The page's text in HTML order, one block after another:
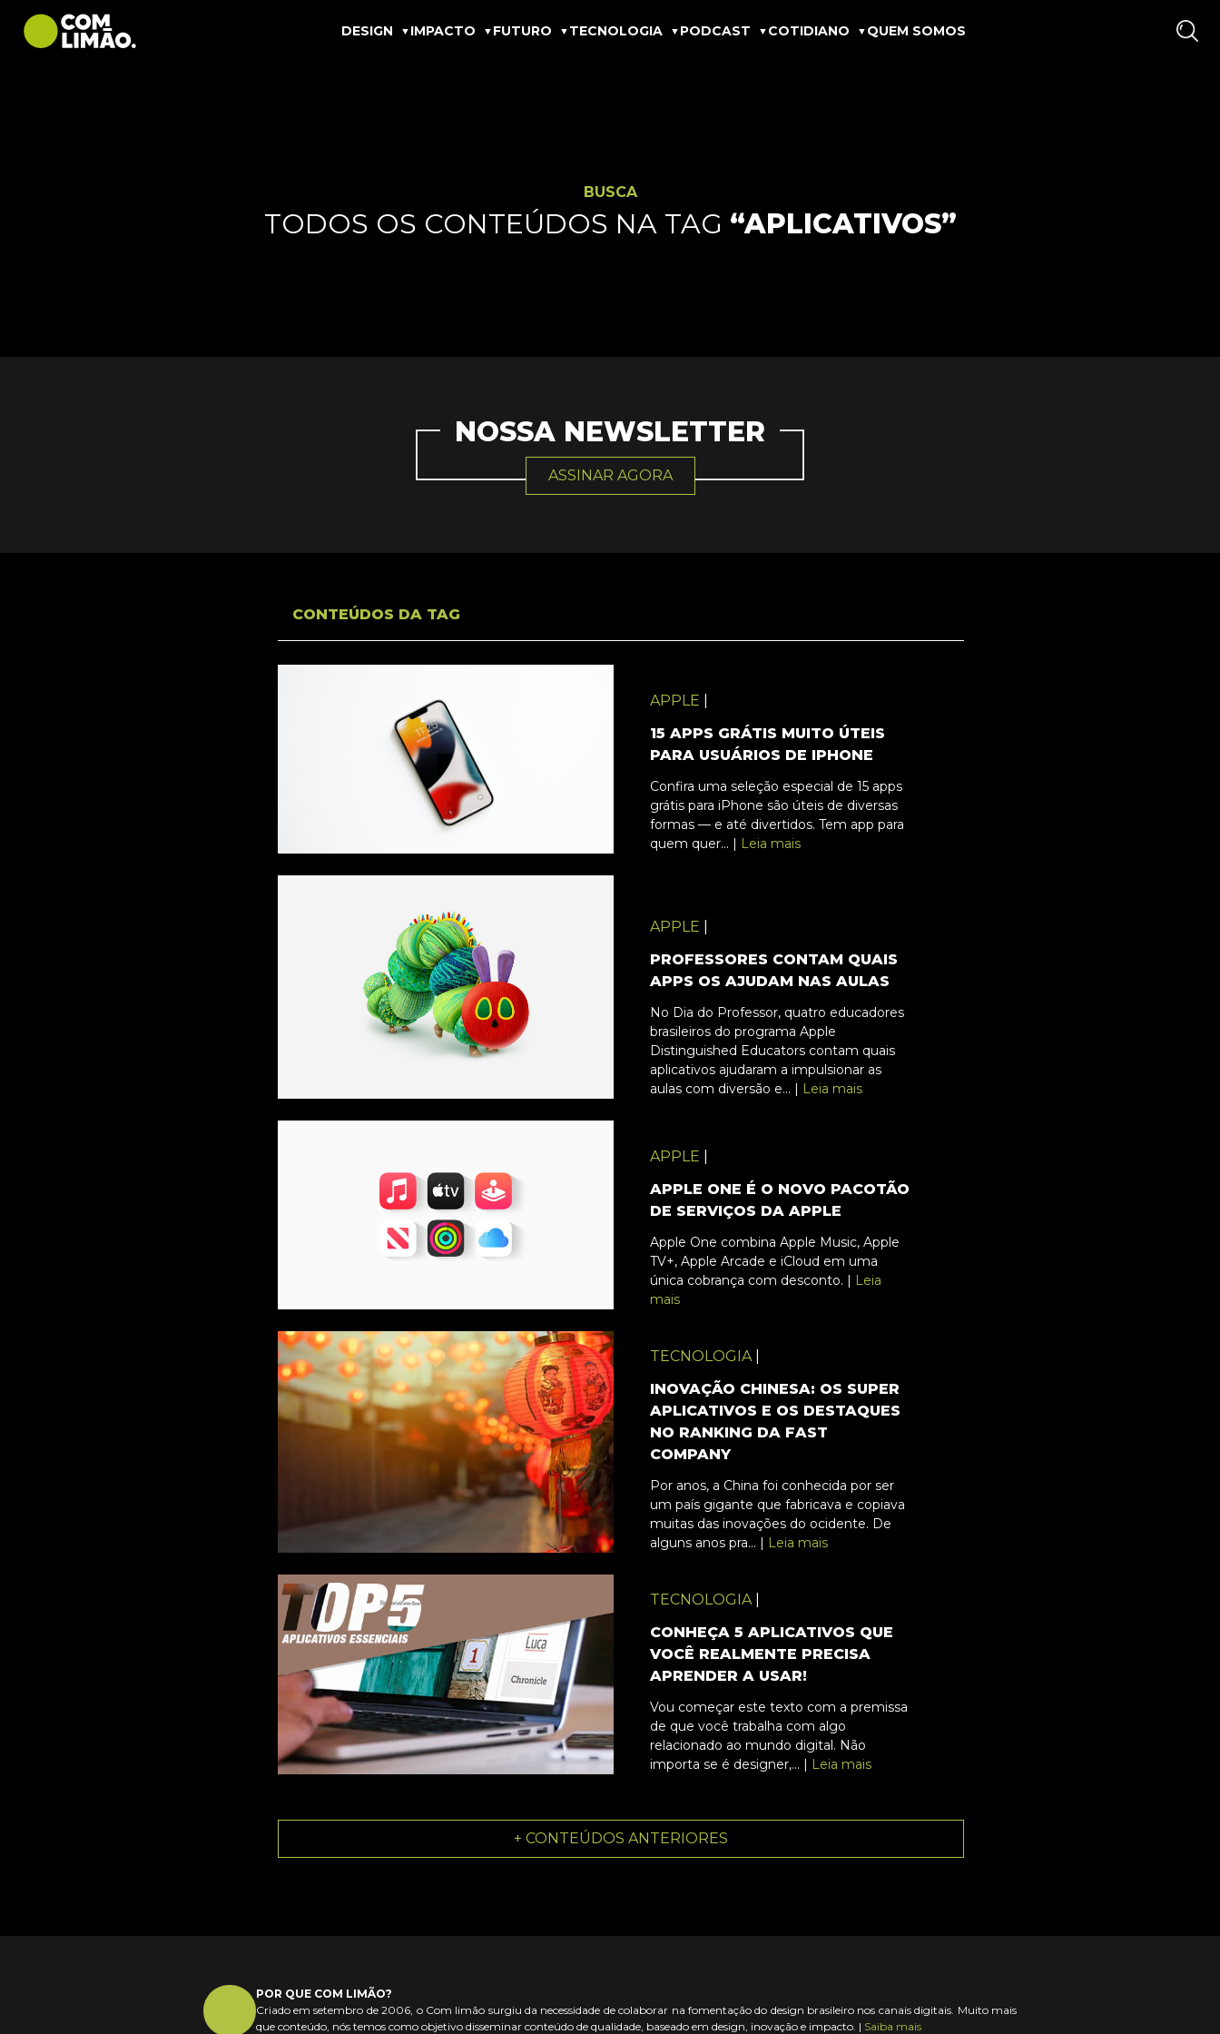
DESIGN IMPACTO FUTURO TECNOLOGIA PODCAST COTIDIANO QUEM SOMOS
BUSCA
TODOS OS CONTEÚDOS NA TAG “APLICATIVOS”
NOSSA NEWSLETTER
ASSINAR AGORA
CONTEÚDOS DA TAG
APPLE
15 APPS GRÁTIS MUITO ÚTEIS
PARA USUÁRIOS DE IPHONE
Confira uma seleção especial de 15 apps
grátis para iPhone são úteis de diversas
formas — e até divertidos. Tem app para
quem quer... | Leia mais
APPLE
PROFESSORES CONTAM QUAIS
APPS OS AJUDAM NAS AULAS
No Dia do Professor, quatro educadores
brasileiros do programa Apple
Distinguished Educators contam quais
aplicativos ajudaram a impulsionar as
aulas com diversão e... | Leia mais
APPLE
APPLE ONE É O NOVO PACOTÃO
DE SERVIÇOS DA APPLE
Apple One combina Apple Music, Apple
TV+, Apple Arcade e iCloud em uma
única cobrança com desconto. |
Leia
mais
TECNOLOGIA
INOVAÇÃO CHINESA: OS SUPER
APLICATIVOS E OS DESTAQUES
NO RANKING DA FAST
COMPANY
Por anos, a China foi conhecida por ser
um país gigante que fabricava e copiava
muitas das inovações do ocidente. De
alguns anos pra... |
Leia mais
TECNOLOGIA
CONHEÇA 5 APLICATIVOS QUE
VOCÊ REALMENTE PRECISA
APRENDER A USAR!
Vou começar este texto com a premissa
de que você trabalha com algo
relacionado ao mundo digital. Não
importa se é designer,... |
Leia mais
+ CONTEÚDOS ANTERIORES
POR QUE COM LIMÃO?
Criado em setembro de 2006, o Com limão surgiu da necessidade de colaborar na fomentação do design brasileiro nos canais digitais. Muito mais
que conteúdo, nós temos como objetivo disseminar conteúdo de qualidade, baseado em design, inovação e impacto. | Saiba mais